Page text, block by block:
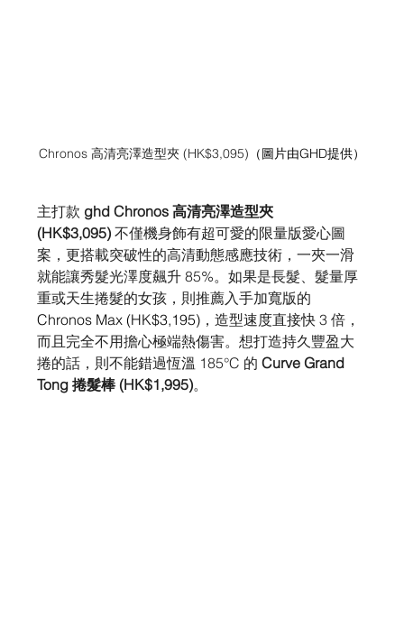
Chronos 高清亮澤造型夾 (HK$3,095) （圖片由GHD提供）
主打款 ghd Chronos 高清亮澤造型夾
(HK$3,095) 不僅機身飾有超可愛的限量版愛心圖
案，更搭載突破性的高清動態感應技術，一夾一滑
就能讓秀髮光澤度飆升 85%。如果是長髮、髮量厚
重或天生捲髮的女孩，則推薦入手加寬版的
Chronos Max (HK$3,195)，造型速度直接快 3 倍，
而且完全不用擔心極端熱傷害。想打造持久豐盈大
捲的話，則不能錯過恆溫 185°C 的 Curve Grand
Tong 捲髮棒 (HK$1,995)。